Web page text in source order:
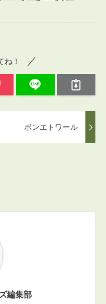
ね！
ボンエトワール
編集部